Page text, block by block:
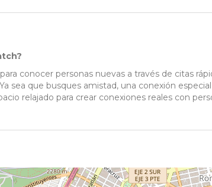
conocer personas nuevas a través de citas
sea que busques amistad, una conexión
relajado para crear conexiones reales con